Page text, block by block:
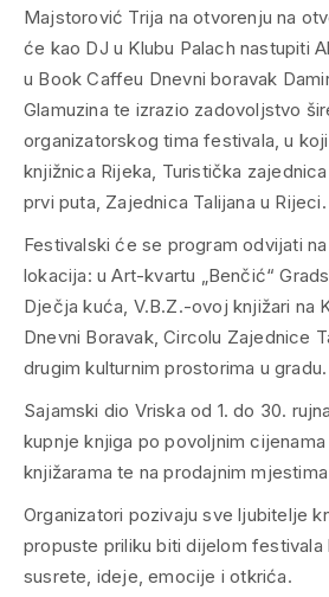
Majstorović Trija na otvorenju na
će kao DJ u Klubu Palach nastupiti
u Book Caffeu Dnevni boravak
Glamuzina te izrazio zadovoljstvo
organizatorskog tima festivala, u
knjižnica Rijeka, Turistička
prvi puta, Zajednica Talijana u Rijeci.
Festivalski će se program odvijati
lokacija: u Art-kvartu „Benčić“
Dječja kuća, V.B.Z.-ovoj knjižari na
Dnevni Boravak, Circolu Zajednice
drugim kulturnim prostorima u gradu.
Sajamski dio Vriska od 1. do 30.
kupnje knjiga po povoljnim
knjižarama te na prodajnim
Organizatori pozivaju sve ljubitelje
propuste priliku biti dijelom festivala
susrete, ideje, emocije i otkrića.